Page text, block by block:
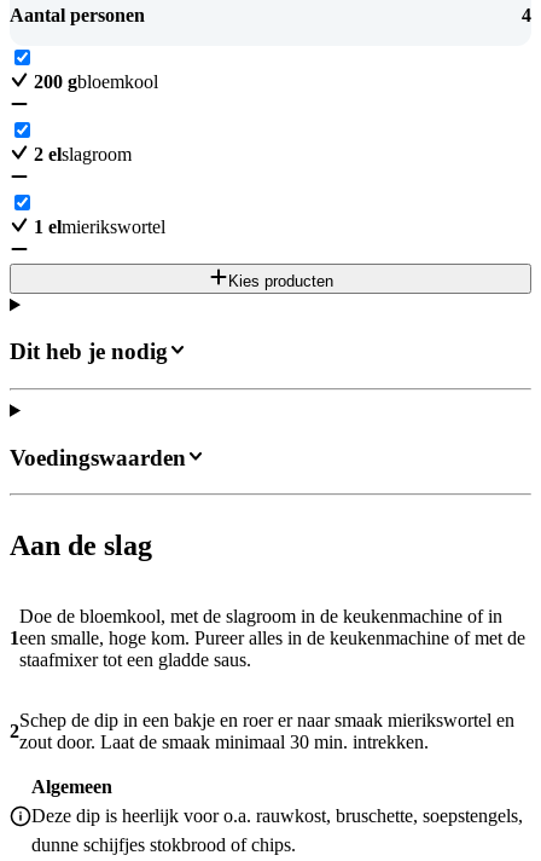
Aantal personen 4
200 gbloemkool
2 elslagroom
1 elmierikswortel
Kies producten
Dit heb je nodig
Aan de slag
1
Doe de bloemkool, met de slagroom in de keukenmachine of in
een smalle, hoge kom. Pureer alles in de keukenmachine of met de
staafmixer tot een gladde saus.
2
Schep de dip in een bakje en roer er naar smaak mierikswortel en
zout door. Laat de smaak minimaal 30 min. intrekken.
Algemeen
Deze dip is heerlijk voor o.a. rauwkost, bruschette, soepstengels,
dunne schijfjes stokbrood of chips.
Voedingswaarden